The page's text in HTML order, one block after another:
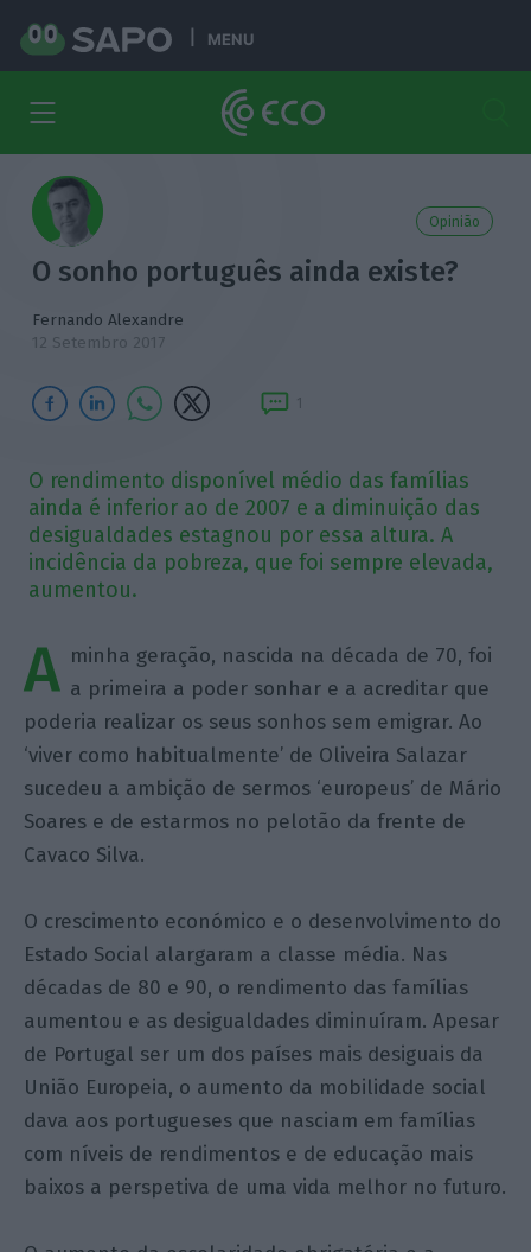
MENU
Opinião
O sonho português ainda existe?
Fernando Alexandre
12 Setembro 2017
1
O rendimento disponível médio das famílias
ainda é inferior ao de 2007 e a diminuição das
desigualdades estagnou por essa altura. A
incidência da pobreza, que foi sempre elevada,
aumentou.
A minha geração, nascida na década de 70, foi
a primeira a poder sonhar e a acreditar que
poderia realizar os seus sonhos sem emigrar. Ao
‘viver como habitualmente’ de Oliveira Salazar
sucedeu a ambição de sermos ‘europeus’ de Mário
Soares e de estarmos no pelotão da frente de
Cavaco Silva.
O crescimento económico e o desenvolvimento do
Estado Social alargaram a classe média. Nas
décadas de 80 e 90, o rendimento das famílias
aumentou e as desigualdades diminuíram. Apesar
de Portugal ser um dos países mais desiguais da
União Europeia, o aumento da mobilidade social
dava aos portugueses que nasciam em famílias
com níveis de rendimentos e de educação mais
baixos a perspetiva de uma vida melhor no futuro.